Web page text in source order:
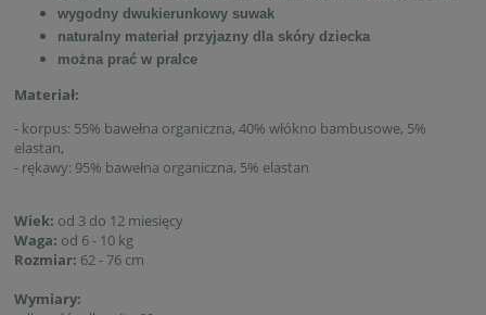
wygodny dwukierunkowy suwak
naturalny materiał przyjazny dla skóry dziecka
można prać w pralce
Materiał:
- korpus: 55% bawełna organiczna, 40% włókno bambusowe, 5%
elastan,
- rękawy: 95% bawełna organiczna, 5% elastan
Wiek: od 3 do 12 miesięcy
Waga: od 6 - 10 kg
Rozmiar: 62 - 76 cm
Wymiary: